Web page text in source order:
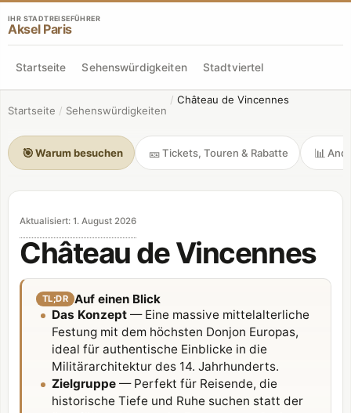
IHR STADTREISEFÜHRER
Aksel Paris
Startseite Sehenswürdigkeiten Stadtviertel
Startseite / Sehenswürdigkeiten
/ Château de Vincennes
🎯Warum besuchen 🎫Tickets, Touren & Rabatte 📊
Aktualisiert: 1. August 2026
Château de Vincennes
TL;DR Auf einen Blick
Das Konzept — Eine massive mittelalterliche
Festung mit dem höchsten Donjon Europas,
ideal für authentische Einblicke in die
Militärarchitektur des 14. Jahrhunderts.
Zielgruppe — Perfekt für Reisende, die
historische Tiefe und Ruhe suchen statt der